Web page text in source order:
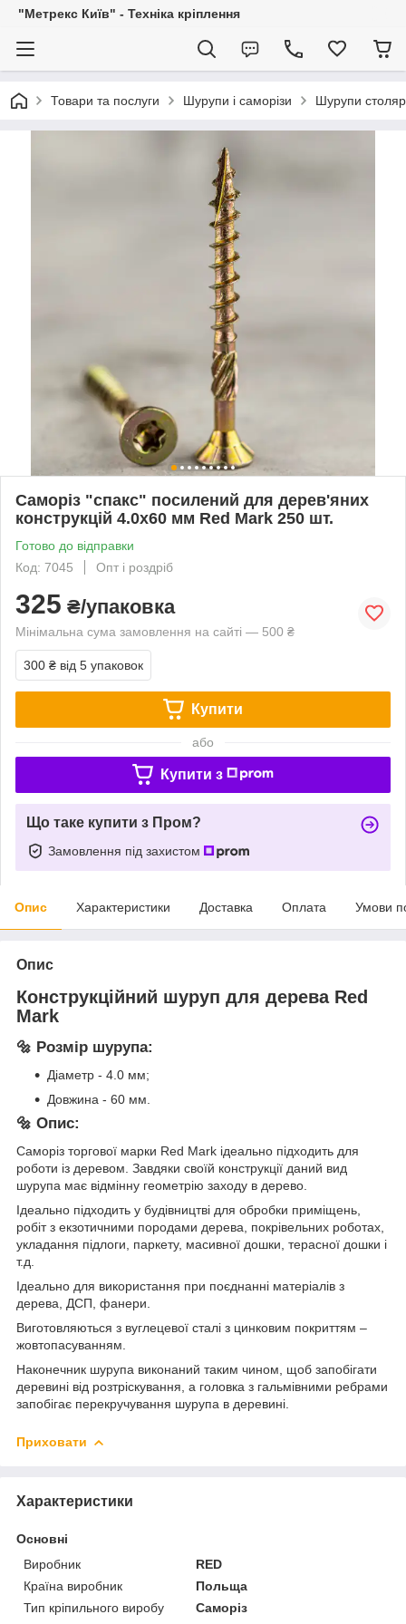
"Метрекс Київ" - Техніка кріплення
Товари та послуги Шурупи і саморізи Шурупи
Саморіз "спакс" посилений для дерев'яних
конструкцій 4.0х60 мм Red Mark 250 шт.
Готово до відправки
Код: 7045
Опт і роздріб
325 ₴/упаковка
Мінімальна сума замовлення на сайті — 500 ₴
300 ₴ від 5 упаковок
Купити
або
Купити з
Що таке купити з Пром?
Замовлення під захистом
Опис Характеристики Доставка Оплата Умови
Опис
Конструкційний шуруп для дерева Red
Mark
🔩 Розмір шурупа:
Діаметр - 4.0 мм;
Довжина - 60 мм.
🔩 Опис:
Саморіз торгової марки Red Mark ідеально підходить для
роботи із деревом. Завдяки своїй конструкції даний вид
шурупа має відмінну геометрію заходу в дерево.
Ідеально підходить у будівництві для обробки приміщень,
робіт з екзотичними породами дерева, покрівельних роботах,
укладання підлоги, паркету, масивної дошки, терасної дошки і
т.д.
Ідеально для використання при поєднанні матеріалів з
дерева, ДСП, фанери.
Виготовляються з вуглецевої сталі з цинковим покриттям –
жовтопасуванням.
Наконечник шурупа виконаний таким чином, щоб запобігати
деревині від розтріскування, а головка з гальмівними ребрами
запобігає перекручування шурупа в деревині.
Приховати
Характеристики
Основні
Виробник
RED
Країна виробник
Польща
Тип кріпильного виробу
Саморіз